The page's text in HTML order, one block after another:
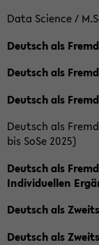
Data Science /
Deutsch als
Deutsch als
Deutsch als
Deutsch als
bis SoSe 2025)
Deutsch als
Individuellen
Deutsch als
Deutsch als